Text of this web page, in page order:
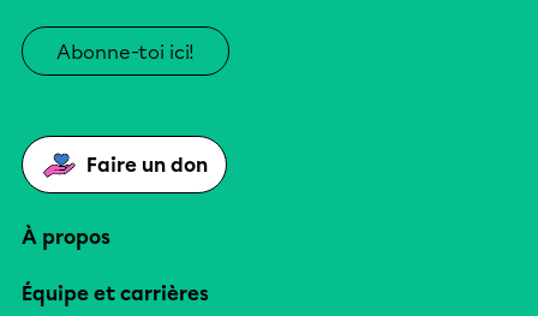
Abonne-toi ici!
Faire un don
À propos
Équipe et carrières